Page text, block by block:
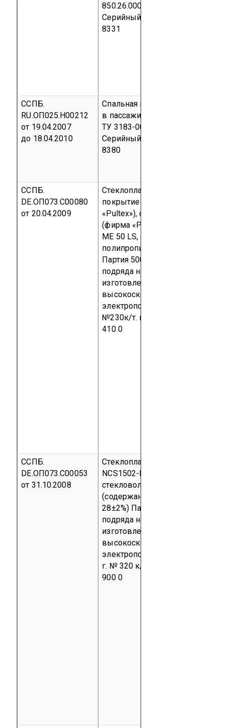
850.26.000 (850.280.000)
Серийный выпуск
8331
ССПБ.
RU.ОП025.Н00212
от 19.04.2007
до 18.04.2010
Спальная полка применяемая
в пассажирском
ТУ 3183-002-71770368-2006
Серийный выпуск
8380
ССПБ.
DE.ОП073.С00080
от 20.04.2009
Стеклопластик GFK VW
покрытие Gelcopal 199 (фирма
«Pultex»), смола Norester 85
(фирма «Pultex») и отвердитель
ME 50 LS, средний слой
полипропилен) толщиной 4 мм
Партия 500 м² по Договору
подряда на разработку,
изготовление и поставку
высокоскоростных
электропоездов от 18 мая 2006
№230к/т. код ТН ВЭД 3921 90
410 0
ССПБ.
DE.ОП073.С00053
от 31.10.2008
Стеклопластик HUP 17/28 RN-
NCS1502-B, армированный
стекловолокном пластик
(содержание стекловолокна -
28±2%) Партия 24 м² по
подряда на разработку,
изготовление и поставку
высокоскоростных
электропоездов от 18 мая 2006
г. № 320 к/т
900 0